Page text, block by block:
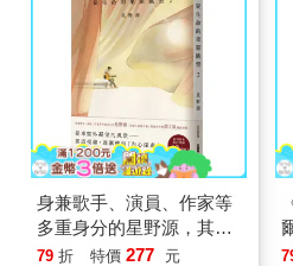
身兼歌手、演員、作家等
多重身分的星野源，其超
人氣散文集，睽違多年的
79 折 特價 277 元